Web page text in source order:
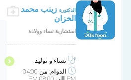
الدكتورة زينب محمد
الخزان
استشارية نساء وولادة
نساء و توليد
الدوام: من 04:00
الأربعاء
9-30
الخميس